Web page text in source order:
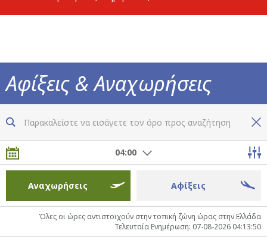
Αφίξεις & Αναχωρήσεις
Τώρα ξέρετε τα πάντα για όλες τις πτήσεις
Αναχωρήσεις Αφίξεις
04:00
Όλες οι ώρες αντιστοιχούν στην τοπική ζώνη ώρας στην Ελλάδα
Τελευταία Ενημέρωση: 07-08-2026 04:13:50